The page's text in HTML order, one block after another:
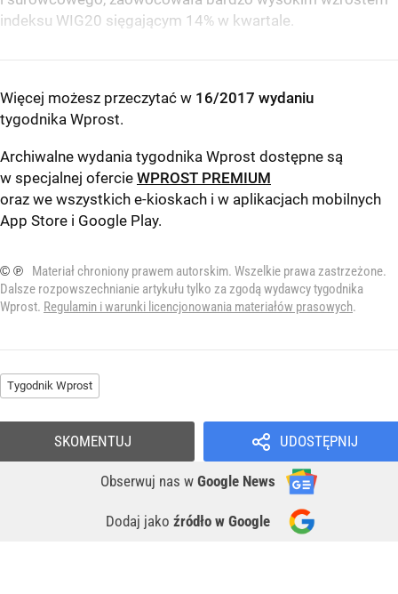
indeksu WIG20 sięgającym 14% w kwartale.
Więcej możesz przeczytać w 16/2017 wydaniu
tygodnika Wprost.
Archiwalne wydania tygodnika Wprost dostępne są
w specjalnej ofercie WPROST PREMIUM
oraz we wszystkich e-kioskach i w aplikacjach mobilnych
App Store i Google Play.
© ℗
Materiał chroniony prawem autorskim. Wszelkie prawa zastrzeżone.
Dalsze rozpowszechnianie artykułu tylko za zgodą wydawcy tygodnika
Wprost. Regulamin i warunki licencjonowania materiałów prasowych.
Tygodnik Wprost
UDOSTĘPNIJ
Obserwuj nas w Google News
Dodaj jako źródło w Google
SKOMENTUJ